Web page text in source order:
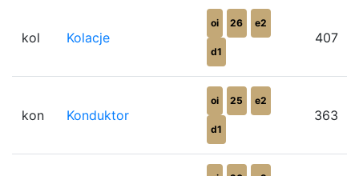
kol Kolacje
oi 26 e2
d1
407
kon Konduktor
oi 25 e2
d1
363